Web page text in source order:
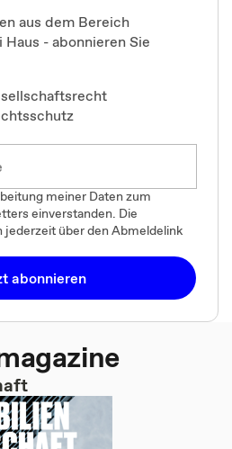
aus dem Bereich
- abonnieren Sie
meiner Daten zum
einverstanden. Die
jederzeit über den Abmeldelink
abonnieren